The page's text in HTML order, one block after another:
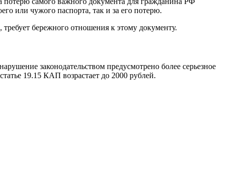
или чужого паспорта, так и за его потерю.
требует бережного отношения к этому документу.
законодательством предусмотрено более серьезное
19.15 КАП возрастает до 2000 рублей.